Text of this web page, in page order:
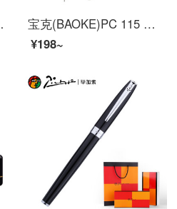
S 160 EF
宝克(BAOKE)PC 115 A紳士宝暗尖ペンオフィス署名ペン学生習字インクペン0.5 mmシングルサポート
¥198~